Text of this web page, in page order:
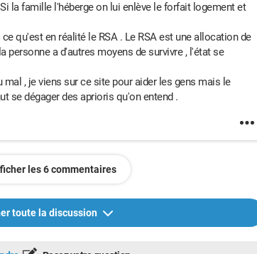
la famille l'héberge on lui enlève le forfait logement et
qu'est en réalité le RSA . Le RSA est une allocation de
personne a d'autres moyens de survivre , l'état se
, je viens sur ce site pour aider les gens mais le
se dégager des aprioris qu'on entend .
les 6 commentaires
toute la discussion